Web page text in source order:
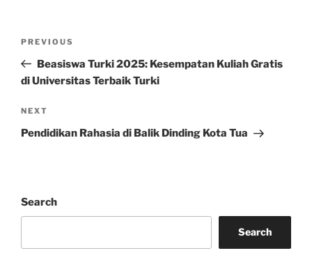
Previous
Post
PREVIOUS
Beasiswa Turki 2025: Kesempatan Kuliah Gratis
di Universitas Terbaik Turki
Next
Post
NEXT
Pendidikan Rahasia di Balik Dinding Kota Tua
Search
Search